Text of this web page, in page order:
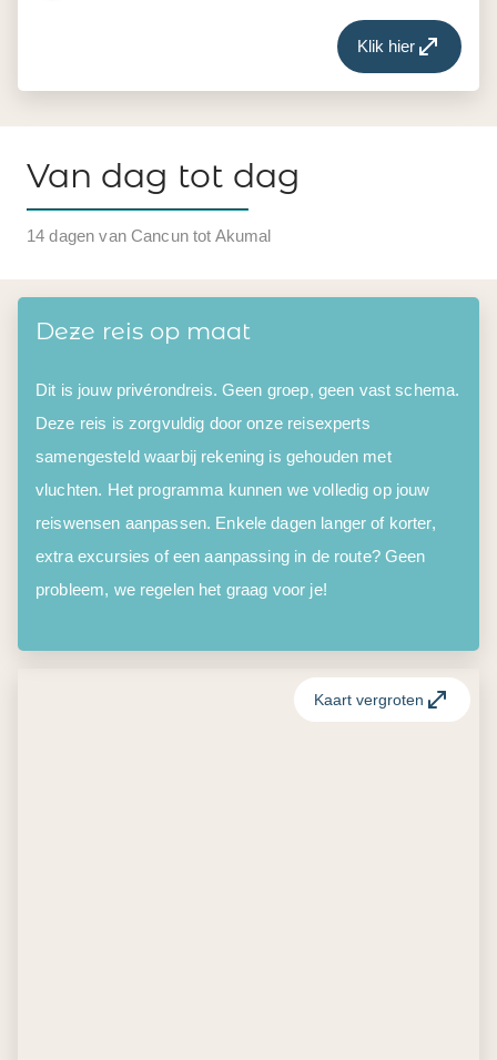
Klik hier
Van dag tot dag
14 dagen van Cancun tot Akumal
Deze reis op maat
Dit is jouw privérondreis. Geen groep, geen vast schema.
Deze reis is zorgvuldig door onze reisexperts
samengesteld waarbij rekening is gehouden met
vluchten. Het programma kunnen we volledig op jouw
reiswensen aanpassen. Enkele dagen langer of korter,
extra excursies of een aanpassing in de route? Geen
probleem, we regelen het graag voor je!
Kaart vergroten